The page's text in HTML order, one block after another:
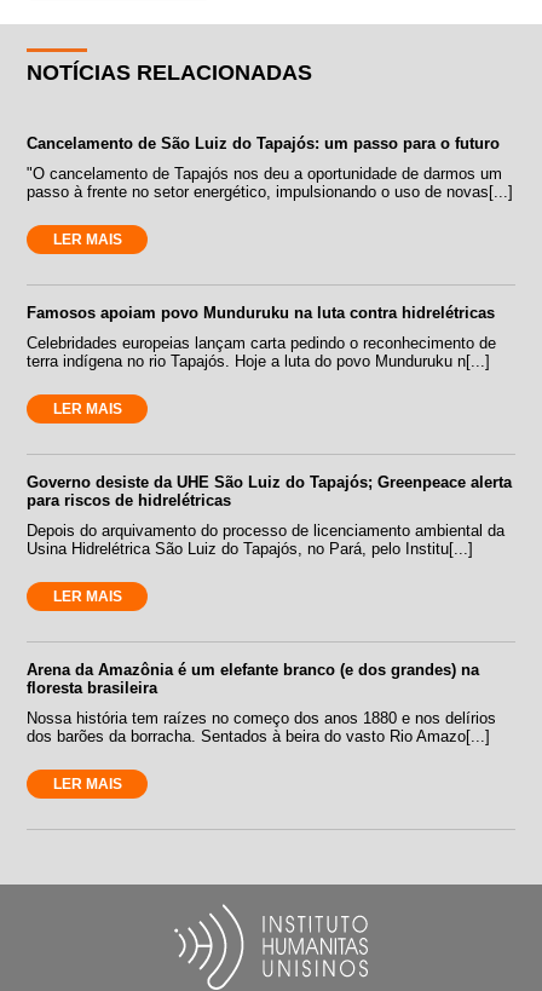
NOTÍCIAS RELACIONADAS
Cancelamento de São Luiz do Tapajós: um passo para o futuro
"O cancelamento de Tapajós nos deu a oportunidade de darmos um
passo à frente no setor energético, impulsionando o uso de novas[...]
LER MAIS
Famosos apoiam povo Munduruku na luta contra hidrelétricas
Celebridades europeias lançam carta pedindo o reconhecimento de
terra indígena no rio Tapajós. Hoje a luta do povo Munduruku n[...]
LER MAIS
Governo desiste da UHE São Luiz do Tapajós; Greenpeace alerta
para riscos de hidrelétricas
Depois do arquivamento do processo de licenciamento ambiental da
Usina Hidrelétrica São Luiz do Tapajós, no Pará, pelo Institu[...]
LER MAIS
Arena da Amazônia é um elefante branco (e dos grandes) na
floresta brasileira
Nossa história tem raízes no começo dos anos 1880 e nos delírios
dos barões da borracha. Sentados à beira do vasto Rio Amazo[...]
LER MAIS